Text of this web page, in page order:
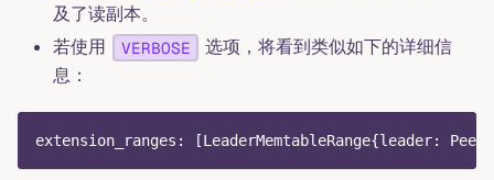
及了读副本。
若使用
VERBOSE
选项，将看到类似如下的详细信
息：
extension_ranges: [LeaderMemtableRange{leader: